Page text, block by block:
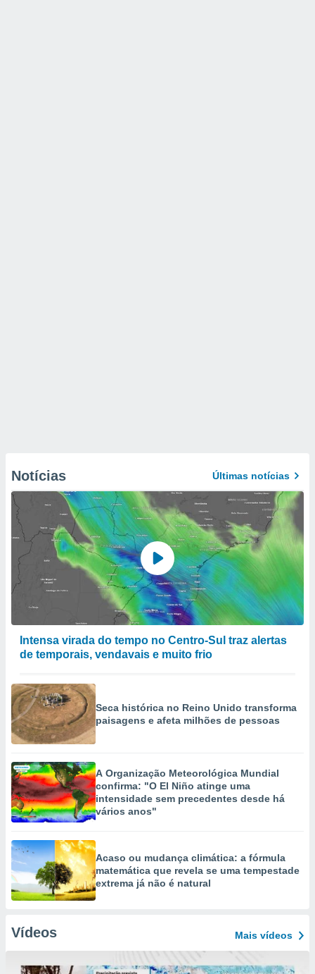
Notícias Últimas notícias
Intensa virada do tempo no Centro-Sul traz alertas
de temporais, vendavais e muito frio
Seca histórica no Reino Unido transforma
paisagens e afeta milhões de pessoas
A Organização Meteorológica Mundial
confirma: "O El Niño atinge uma
intensidade sem precedentes desde há
vários anos"
Acaso ou mudança climática: a fórmula
matemática que revela se uma tempestade
extrema já não é natural
Vídeos Mais vídeos